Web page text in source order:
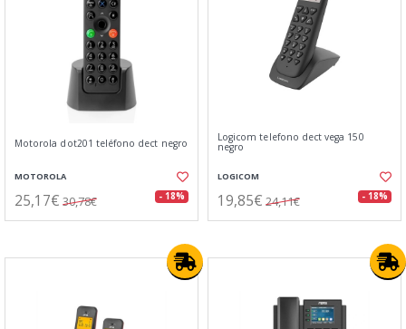
Motorola dot201 teléfono dect negro
MOTOROLA
25,17€ 30,78€ - 18%
Logicom telefono dect vega 150
negro
LOGICOM
19,85€ 24,11€ - 18%